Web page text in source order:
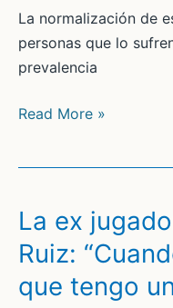
tallas?”
La normalización de
personas que lo
prevalencia
La
que
impiden
dormir:
“Tienes
Read More »
La ex
Ruiz:
que tengo